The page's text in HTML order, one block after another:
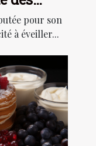
pour son
à éveiller...